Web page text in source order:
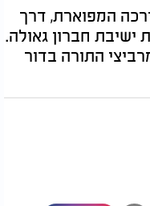
המפוארת, דרך
ישיבת חברון גאולה.
התורה בדור